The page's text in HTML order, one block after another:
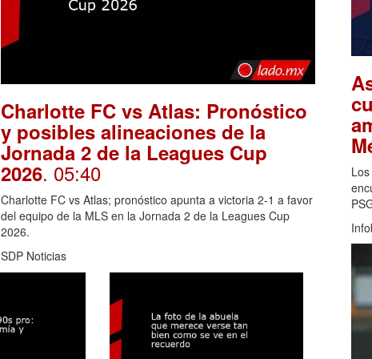
Charlotte FC vs Atlas: Pronóstico
y posibles alineaciones de la
Jornada 2 de la Leagues Cup
2026. 05:40
Charlotte FC vs Atlas; pronóstico apunta a victoria 2-1 a favor
del equipo de la MLS en la Jornada 2 de la Leagues Cup
2026.
SDP Noticias